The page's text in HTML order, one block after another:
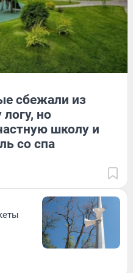
сбежали из
но
школу и
со спа